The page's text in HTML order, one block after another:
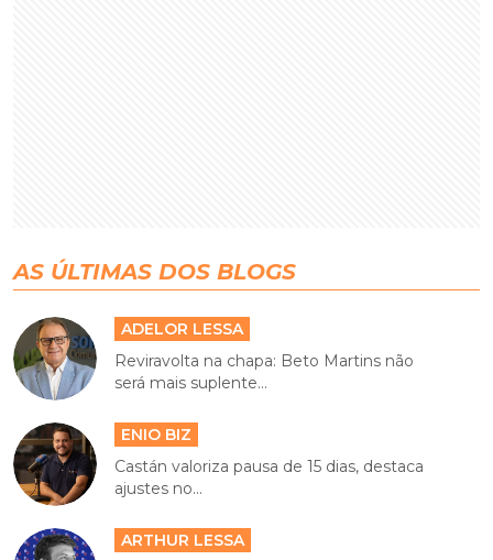
AS ÚLTIMAS DOS BLOGS
ADELOR LESSA
Reviravolta na chapa: Beto Martins não
será mais suplente...
ENIO BIZ
Castán valoriza pausa de 15 dias, destaca
ajustes no...
ARTHUR LESSA